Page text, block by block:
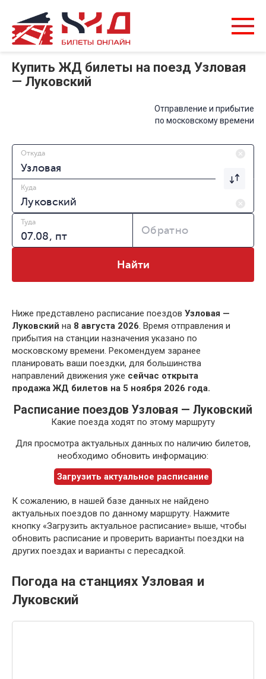
Купить ЖД билеты на поезд Узловая
— Луковский
Отправление и прибытие
по московскому времени
Откуда
Куда
Туда
Обратно
Найти
Ниже представлено расписание поездов Узловая —
Луковский на 8 августа 2026. Время отправления и
прибытия на станции назначения указано по
московскому времени. Рекомендуем заранее
планировать ваши поездки, для большинства
направлений движения уже сейчас открыта
продажа ЖД билетов на 5 ноября 2026 года.
Расписание поездов Узловая — Луковский
Какие поезда ходят по этому маршруту
Для просмотра актуальных данных по наличию билетов,
необходимо обновить информацию:
Загрузить актуальное расписание
К сожалению, в нашей базе данных не найдено
актуальных поездов по данному маршруту. Нажмите
кнопку «Загрузить актуальное расписание» выше, чтобы
обновить расписание и проверить варианты поездки на
других поездах и варианты с пересадкой.
Погода на станциях Узловая и
Луковский